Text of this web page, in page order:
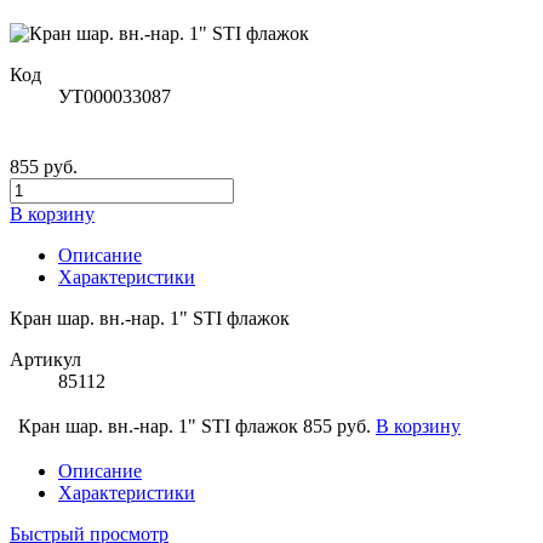
Код
УТ000033087
855 руб.
В корзину
Описание
Характеристики
Кран шар. вн.-нар. 1" STI флажок
Артикул
85112
Кран шар. вн.-нар. 1" STI флажок 855 руб. В корзину
Описание
Характеристики
Быстрый просмотр